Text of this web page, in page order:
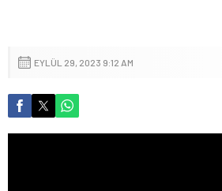
EYLÜL 29, 2023 9:12 AM